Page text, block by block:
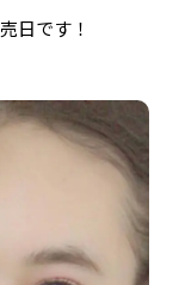
日です！